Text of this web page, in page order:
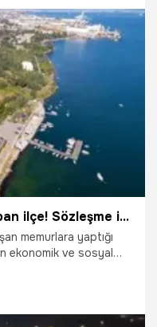
Memura yüzde 120 zam yapan ilçe! Sözleşme imzalandı: İki bayram ikramiyesi de belli oldu
memurlara yaptığı